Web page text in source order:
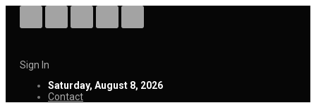
Sign In
Saturday, August 8, 2026
Contact